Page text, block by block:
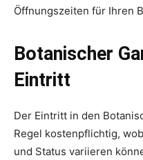
Öffnungszeiten für Ihren
Botanischer
Eintritt
Der Eintritt in den
Regel kostenpflichtig,
und Status variieren